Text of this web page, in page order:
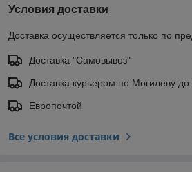
Условия доставки
Доставка осуществляется только по
Доставка "Самовывоз"
Доставка курьером по Могилеву до
Европочтой
Все условия доставки